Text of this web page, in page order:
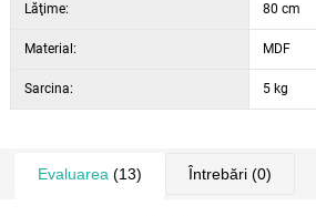
Lăţime: 80 cm
Material: MDF
Sarcina: 5 kg
Evaluarea (13) Întrebări(0)